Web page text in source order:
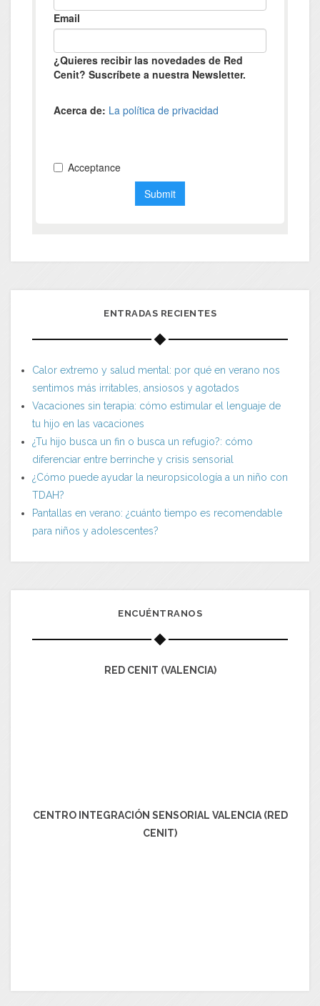
ENTRADAS RECIENTES
Calor extremo y salud mental: por qué en verano nos
sentimos más irritables, ansiosos y agotados
Vacaciones sin terapia: cómo estimular el lenguaje de
tu hijo en las vacaciones
¿Tu hijo busca un fin o busca un refugio?: cómo
diferenciar entre berrinche y crisis sensorial
¿Cómo puede ayudar la neuropsicología a un niño con
TDAH?
Pantallas en verano: ¿cuánto tiempo es recomendable
para niños y adolescentes?
ENCUÉNTRANOS
RED CENIT (VALENCIA)
CENTRO INTEGRACIÓN SENSORIAL VALENCIA (RED
CENIT)